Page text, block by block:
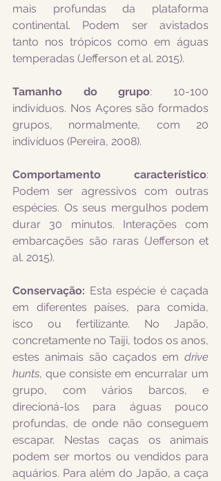
mais profundas da plataforma
continental. Podem ser avistados
tanto nos trópicos como em águas
temperadas (Jefferson et al. 2015).
Tamanho do grupo: 10-100
indivíduos. Nos Açores são formados
grupos, normalmente, com 20
indivíduos (Pereira, 2008).
Comportamento característico:
Podem ser agressivos com outras
espécies. Os seus mergulhos podem
durar 30 minutos. Interações com
embarcações são raras (Jefferson et
al. 2015).
Conservação: Esta espécie é caçada
em diferentes países, para comida,
isco ou fertilizante. No Japão,
concretamente no Taiji, todos os anos,
estes animais são caçados em drive
hunts, que consiste em encurralar um
grupo, com vários barcos, e
direcioná-los para águas pouco
profundas, de onde não conseguem
escapar. Nestas caças os animais
podem ser mortos ou vendidos para
aquários. Para além do Japão, a caça